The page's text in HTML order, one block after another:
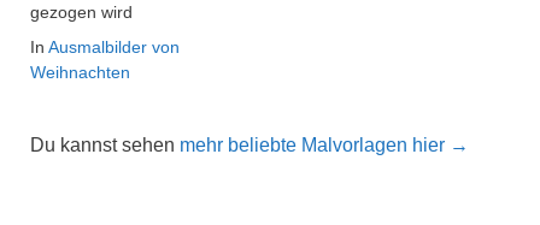
gezogen wird
In Ausmalbilder von
Weihnachten
Du kannst sehen mehr beliebte Malvorlagen hier →